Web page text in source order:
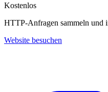
Kostenlos
HTTP-Anfragen sammeln und
Website besuchen